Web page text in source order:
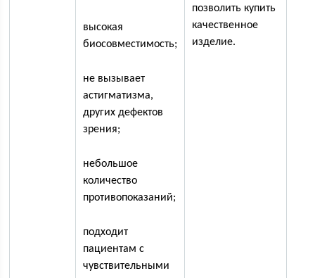
высокая
биосовместимость;
не вызывает
астигматизма,
других дефектов
зрения;
небольшое
количество
противопоказаний;
подходит
пациентам с
чувствительными
позволить купить
качественное
изделие.